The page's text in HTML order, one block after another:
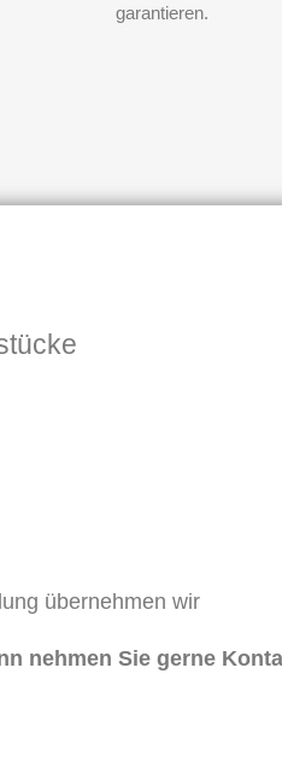
garantieren.
übernehmen wir
nehmen Sie gerne